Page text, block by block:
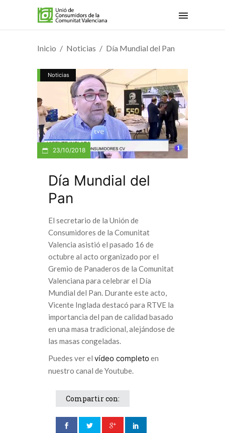
Inicio Noticias Día Mundial del Pan
Noticias
23/10/2018
Día Mundial del
Pan
El secretario de la Unión de
Consumidores de la Comunitat
Valencia asistió el pasado 16 de
octubre al acto organizado por el
Gremio de Panaderos de la Comunitat
Valenciana para celebrar el Día
Mundial del Pan. Durante este acto,
Vicente Inglada destacó para RTVE la
importancia del pan de calidad basado
en una masa tradicional, alejándose de
las masas congeladas.
Puedes ver el vídeo completoen
nuestro canal de Youtube.
Compartir con: